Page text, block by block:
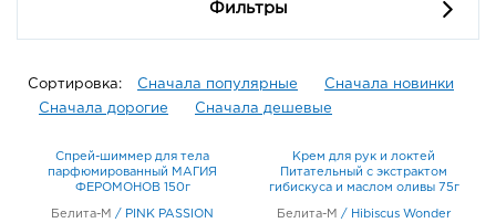
Фильтры
Сортировка: Сначала популярные
Сначала новинки
Сначала дорогие
Сначала дешевые
Спрей-шиммер для тела
парфюмированный МАГИЯ
ФЕРОМОНОВ 150г
Белита-М / PINK PASSION
Крем для рук и локтей
Питательный с экстрактом
гибискуса и маслом оливы 75г
Белита-М / Hibiscus Wonder